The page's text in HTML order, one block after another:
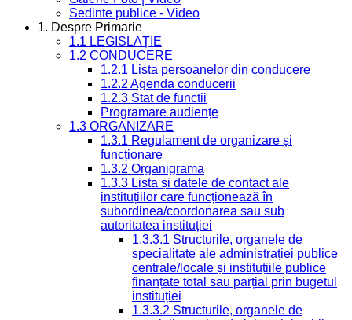
Sedinte publice - Video
1. Despre Primarie
1.1 LEGISLAȚIE
1.2 CONDUCERE
1.2.1 Lista persoanelor din conducere
1.2.2 Agenda conducerii
1.2.3 Stat de functii
Programare audiențe
1.3 ORGANIZARE
1.3.1 Regulament de organizare și
funcționare
1.3.2 Organigrama
1.3.3 Lista și datele de contact ale
instituțiilor care funcționează în
subordinea/coordonarea sau sub
autoritatea instituției
1.3.3.1 Structurile, organele de
specialitate ale administrației publice
centrale/locale și instituțiile publice
finanțate total sau parțial prin bugetul
instituției
1.3.3.2 Structurile, organele de